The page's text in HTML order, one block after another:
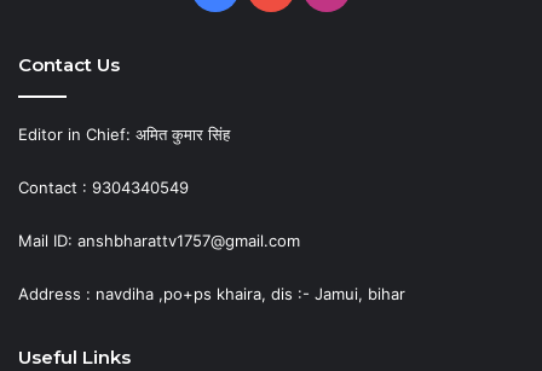
Contact Us
Editor in Chief: अमित कुमार सिंह
Contact : 9304340549
Mail ID: anshbharattv1757@gmail.com
Address : navdiha ,po+ps khaira, dis :- Jamui, bihar
Useful Links